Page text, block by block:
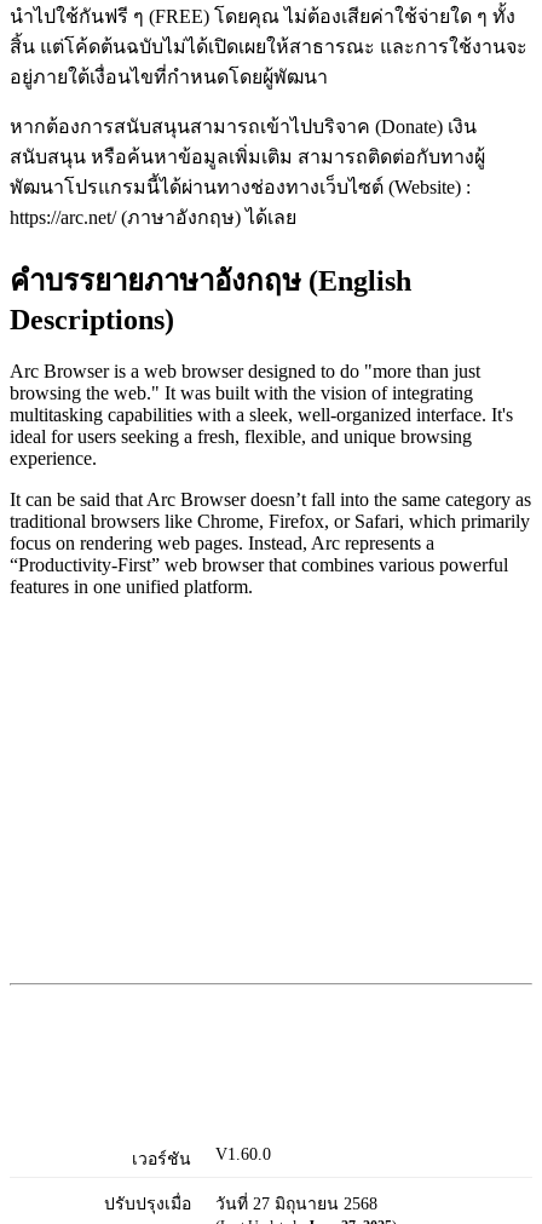
นำไปใช้กันฟรี ๆ (FREE) โดยคุณ ไม่ต้องเสียค่าใช้จ่ายใด ๆ ทั้ง
สิ้น แต่โค้ดต้นฉบับไม่ได้เปิดเผยให้สาธารณะ และการใช้งานจะ
อยู่ภายใต้เงื่อนไขที่กำหนดโดยผู้พัฒนา
หากต้องการสนับสนุนสามารถเข้าไปบริจาค (Donate) เงิน
สนับสนุน หรือค้นหาข้อมูลเพิ่มเติม สามารถติดต่อกับทางผู้
พัฒนาโปรแกรมนี้ได้ผ่านทางช่องทางเว็บไซต์ (Website) :
https://arc.net/ (ภาษาอังกฤษ) ได้เลย
คำบรรยายภาษาอังกฤษ (English
Descriptions)
Arc Browser is a web browser designed to do "more than just
browsing the web." It was built with the vision of integrating
multitasking capabilities with a sleek, well-organized interface. It's
ideal for users seeking a fresh, flexible, and unique browsing
experience.
It can be said that Arc Browser doesn’t fall into the same category as
traditional browsers like Chrome, Firefox, or Safari, which primarily
focus on rendering web pages. Instead, Arc represents a
“Productivity-First” web browser that combines various powerful
features in one unified platform.
เวอร์ชัน V1.60.0
ปรับปรุงเมื่อ วันที่ 27 มิถุนายน 2568